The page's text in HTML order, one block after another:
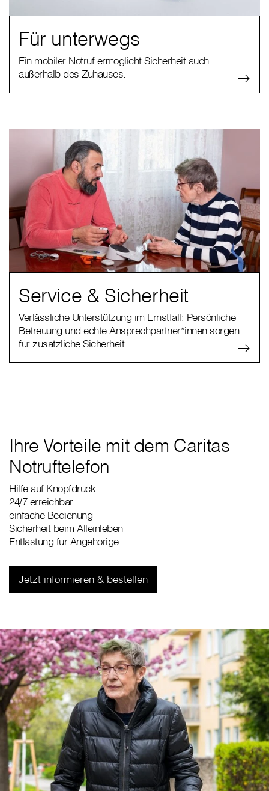
Für unterwegs
Ein mobiler Notruf ermöglicht Sicherheit auch
außerhalb des Zuhauses.
Service & Sicherheit
Verlässliche Unterstützung im Ernstfall: Persönliche
Betreuung und echte Ansprechpartner*innen sorgen
für zusätzliche Sicherheit.
Ihre Vorteile mit dem Caritas
Notruftelefon
Hilfe auf Knopfdruck
24/7 erreichbar
einfache Bedienung
Sicherheit beim Alleinleben
Entlastung für Angehörige
Jetzt informieren & bestellen